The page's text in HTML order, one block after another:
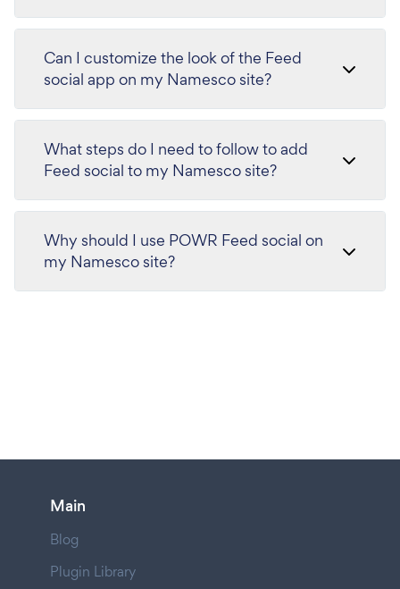
Can I customize the look of the Feed
social app on my Namesco site?
What steps do I need to follow to add
Feed social to my Namesco site?
Why should I use POWR Feed social on
my Namesco site?
Main
Blog
Plugin Library